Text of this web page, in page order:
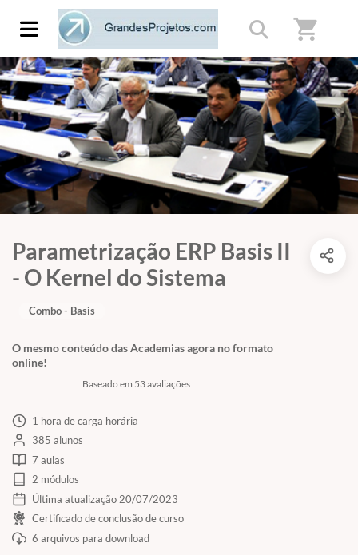
shopping_cart
Parametrização ERP Basis II
- O Kernel do Sistema
O mesmo conteúdo das Academias agora no formato
online!
Baseado em 53 avaliações
Combo - Basis
1 hora de carga horária
385 alunos
7 aulas
2 módulos
Última atualização 20/07/2023
Certificado de conclusão de curso
6 arquivos para download